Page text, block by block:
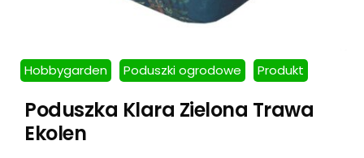
Hobbygarden Poduszki ogrodowe Produkt
Poduszka Klara Zielona Trawa
Ekolen